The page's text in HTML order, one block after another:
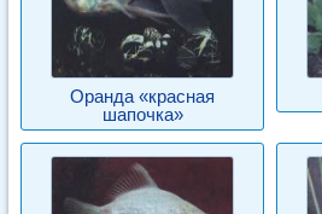
Оранда «красная
шапочка»